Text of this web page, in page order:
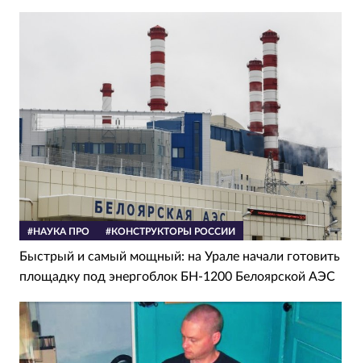
#НАУКА ПРО #КОНСТРУКТОРЫ РОССИИ
Быстрый и самый мощный: на Урале начали готовить
площадку под энергоблок БН-1200 Белоярской АЭС